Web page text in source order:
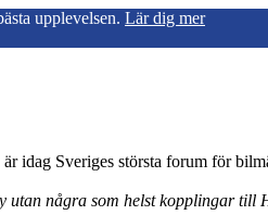
upplevelsen. Lär dig mer
idag Sveriges största forum för
utan några som helst kopplingar